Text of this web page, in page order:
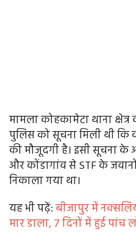
मामला कोहकामेटा थाना
पुलिस को सूचना मिली थी
की मौजूदगी है। इसी सूचना के
और कोंडागांव से STF के
निकाला गया था।
यह भी पढे़ं:बीजापुर में
मार डाला, 7 दिनों में हुई पांच